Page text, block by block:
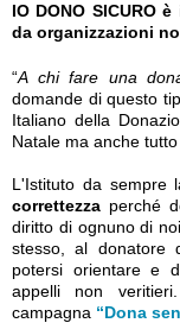
IO DONO SICURO
da organizzazioni
“A chi fare una
domande di questo
Italiano della
Natale ma anche tutto
L'Istituto da
correttezza perché
diritto di ognuno di
stesso, al donatore
potersi orientare e
appelli non
campagna “Dona